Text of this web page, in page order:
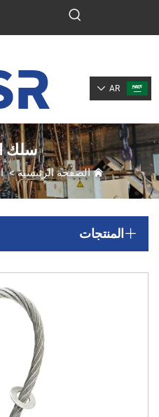
AR
سلك
الصفحة الرئيسية>
المنتجات